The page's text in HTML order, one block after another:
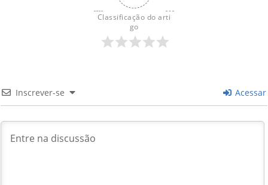
Classificação do arti
go
Inscrever-se Acessar